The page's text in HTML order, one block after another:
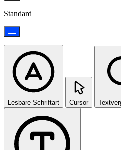
Standard
Lesbare Schriftart Cursor